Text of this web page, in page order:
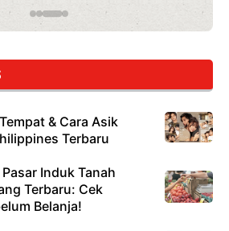
& Cara Asik
Terbaru
Induk Tanah
Terbaru: Cek
Belanja!